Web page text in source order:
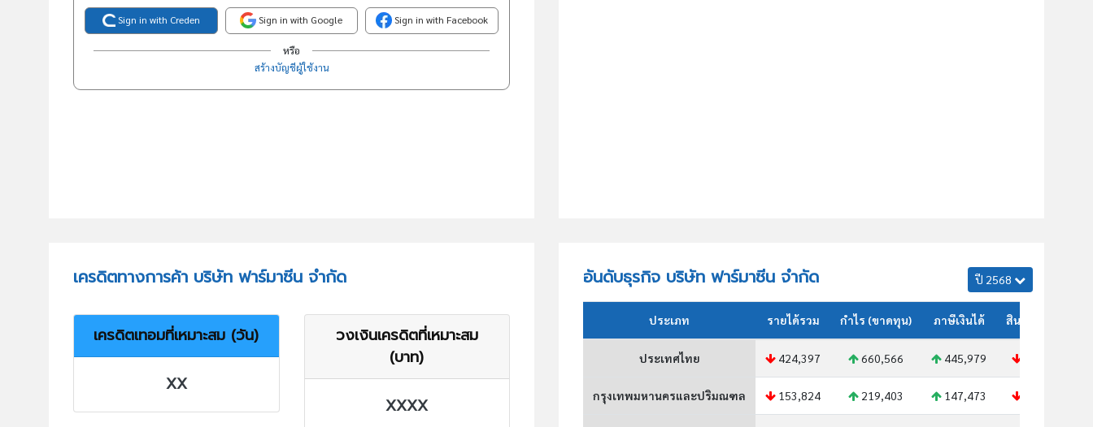
Sign in with Creden Sign in with Google Sign in with Facebook
หรือ
สร้างบัญชีผู้ใช้งาน
เครดิตทางการค้า บริษัท ฟาร์มาซีน จำกัด
เครดิตเทอมที่เหมาะสม (วัน)
XX
วงเงินเครดิตที่เหมาะสม
(บาท)
XXXX
อันดับธุรกิจ บริษัท ฟาร์มาซีน จำกัด ปี 2568
ประเภท รายได้รวม กำไร (ขาดทุน) ภาษีเงินได้ สินทรัพย์รวม
ประเทศไทย 424,397 660,566 445,979
กรุงเทพมหานครและปริมณฑล 153,824 219,403 147,473